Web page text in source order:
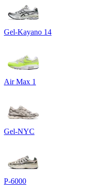
Gel-Kayano 14
Air Max 1
Gel-NYC
P-6000